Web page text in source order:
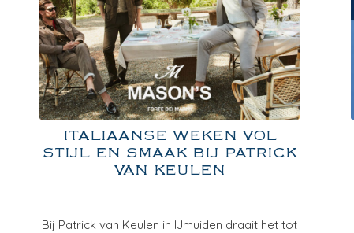
ITALIAANSE WEKEN VOL
STIJL EN SMAAK BIJ PATRICK
VAN KEULEN
Bij Patrick van Keulen in IJmuiden draait het tot